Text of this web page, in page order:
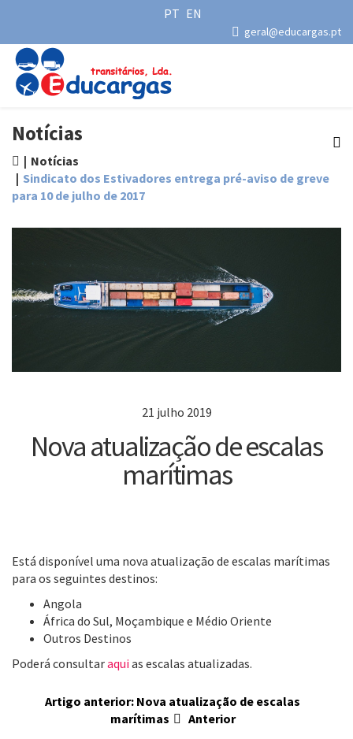
PT EN
geral@educargas.pt
Notícias
Notícias
Sindicato dos Estivadores entrega pré-aviso de greve
para 10 de julho de 2017
21 julho 2019
Nova atualização de escalas
marítimas
Está disponível uma nova atualização de escalas marítimas
para os seguintes destinos:
Angola
África do Sul, Moçambique e Médio Oriente
Outros Destinos
Poderá consultaraqui as escalas atualizadas.
Artigo anterior: Nova atualização de escalas
marítimas
Anterior